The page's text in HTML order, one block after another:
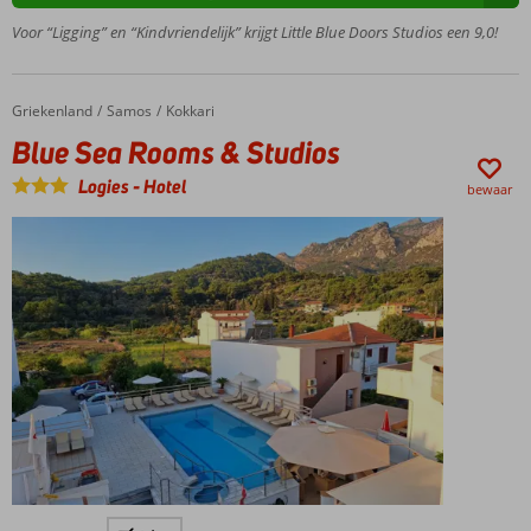
eigenaar
geeft
tips over
leuke
Kies
voor
uitzicht
op zee
Centrum
Kokkari
op 700
meter
Voor “Ligging” en “Kindvriendelijk” krijgt Little Blue Doors Studios een 9,0!
Home
Griekenland Samos Kokkari
Blue Sea Rooms & Studios
Blue Sea Rooms & Studios
Logies-Hotel bewaar